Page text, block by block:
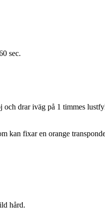
sec.
och drar iväg på 1 timmes
kan fixar en orange
hård.